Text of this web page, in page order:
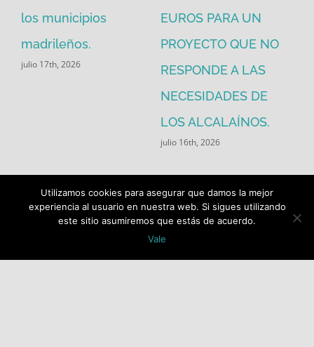
los municipios
madrileños.
julio 17th, 2026
EUROS PARA UN
PROYECTO QUE NO
RESPONDE A LAS
NECESIDADES DE
LOS ALCALAÍNOS.
julio 16th, 2026
Utilizamos cookies para asegurar que damos la mejor
experiencia al usuario en nuestra web. Si sigues utilizando
este sitio asumiremos que estás de acuerdo.
Vale